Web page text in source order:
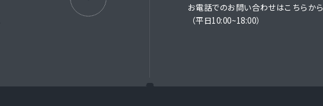
お電話でのお問い合わせはこちらから
（平日10:00~18:00）